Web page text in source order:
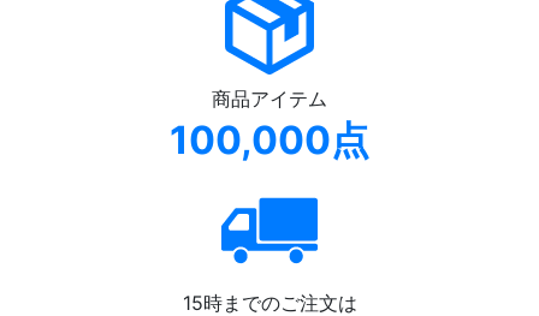
商品アイテム
100,000点
15時までのご注文は